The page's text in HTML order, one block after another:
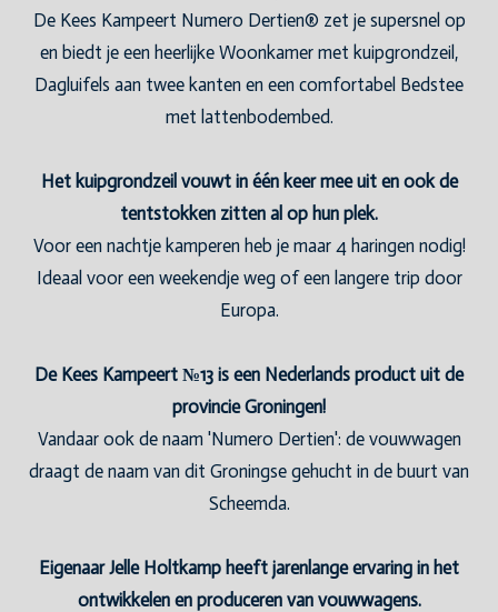
De Kees Kampeert Numero Dertien® zet je supersnel op
en biedt je een heerlijke Woonkamer met kuipgrondzeil,
Dagluifels aan twee kanten en een comfortabel Bedstee
met lattenbodembed.
Het kuipgrondzeil vouwt in één keer mee uit en ook de
tentstokken zitten al op hun plek.
Voor een nachtje kamperen heb je maar 4 haringen nodig!
Ideaal voor een weekendje weg of een langere trip door
Europa.
De Kees Kampeert №13 is een Nederlands product uit de
provincie Groningen!
Vandaar ook de naam 'Numero Dertien': de vouwwagen
draagt de naam van dit Groningse gehucht in de buurt van
Scheemda.
Eigenaar Jelle Holtkamp heeft jarenlange ervaring in het
ontwikkelen en produceren van vouwwagens.